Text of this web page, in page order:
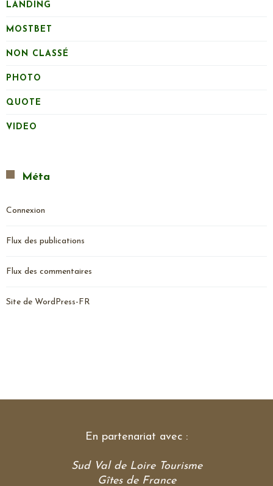
LANDING
MOSTBET
NON CLASSÉ
PHOTO
QUOTE
VIDEO
Méta
Connexion
Flux des publications
Flux des commentaires
Site de WordPress-FR
En partenariat avec :
Sud Val de Loire Tourisme
Gîtes de France